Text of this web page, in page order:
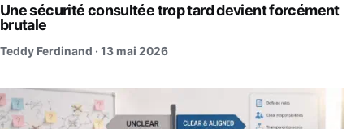
Une sécurité consultée trop tard devient forcément
brutale
Teddy Ferdinand · 13 mai 2026